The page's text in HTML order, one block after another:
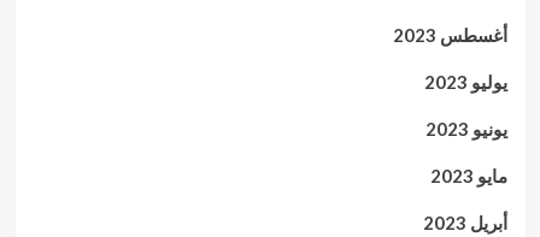
أغسطس 2023
يوليو 2023
يونيو 2023
مايو 2023
أبريل 2023